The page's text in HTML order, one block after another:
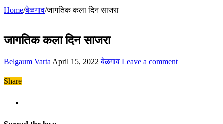
Home/बेळगाव/जागतिक कला दिन साजरा
जागतिक कला दिन साजरा
Belgaum Varta April 15, 2022 बेळगाव Leave a comment
Share